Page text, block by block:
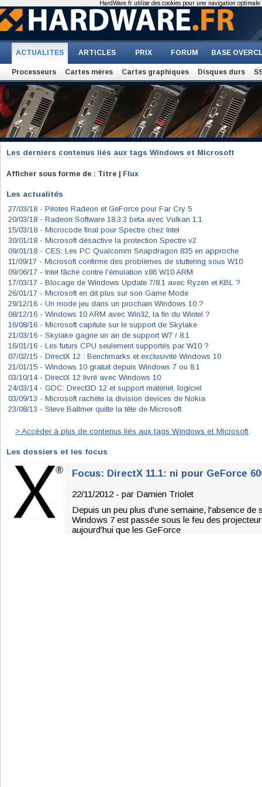
ACTUALITES ARTICLES PRIX FORUM BASE
Processeurs Cartes mères Cartes graphiques Disques durs
Les derniers contenus liés aux tags Windows et Microsoft
Afficher sous forme de : Titre | Flux
Les actualités
27/03/18 - Pilotes Radeon et GeForce pour Far Cry 5
20/03/18 - Radeon Software 18.3.3 beta avec Vulkan 1.1
15/03/18 - Microcode final pour Spectre chez Intel
30/01/18 - Microsoft désactive la protection Spectre v2
09/01/18 - CES: Les PC Qualcomm Snapdragon 835 en approche
11/09/17 - Microsoft confirme des problèmes de stuttering sous W10
09/06/17 - Intel fâché contre l'émulation x86 W10 ARM
17/03/17 - Blocage de Windows Update 7/8.1 avec Ryzen et KBL ?
26/01/17 - Microsoft en dit plus sur son Game Mode
29/12/16 - Un mode jeu dans un prochain Windows 10 ?
08/12/16 - Windows 10 ARM avec Win32, la fin du Wintel ?
16/08/16 - Microsoft capitule sur le support de Skylake
21/03/16 - Skylake gagne un an de support W7 / 8.1
16/01/16 - Les futurs CPU seulement supportés par W10 ?
07/02/15 - DirectX 12 : Benchmarks et exclusivité Windows 10
21/01/15 - Windows 10 gratuit depuis Windows 7 ou 8.1
03/10/14 - DirectX 12 livré avec Windows 10
24/03/14 - GDC: Direct3D 12 et support matériel, logiciel
03/09/13 - Microsoft rachète la division devices de Nokia
23/08/13 - Steve Ballmer quitte la tête de Microsoft
> Accéder à plus de contenus liés aux tags Windows et Microsoft
Les dossiers et les focus
Focus: DirectX 11.1: ni pour GeForce
22/11/2012 - par Damien Triolet
Depuis un peu plus d'une semaine, l'absence de
Windows 7 est passée sous le feu des
aujourd'hui que les GeForce
HardWare.fr utilise des cookies pour une navigation